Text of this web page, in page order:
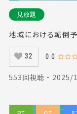
見放題
地域における転
32 0.0
553回視聴 ・